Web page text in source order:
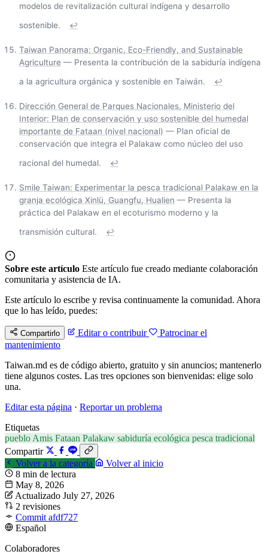
modelos de revitalización cultural indígena y desarrollo
sostenible.
↩
Taiwan Panorama: Organic, Eco-Friendly, and Sustainable
Agriculture — Presenta la contribución de la sabiduría indígena
a la agricultura orgánica y sostenible en Taiwán.
↩
Dirección General de Parques Nacionales, Ministerio del
Interior: Plan de conservación y uso sostenible del humedal
importante de Fataan (nivel nacional) — Plan oficial de
conservación que integra el Palakaw como núcleo del uso
racional del humedal.
↩
Smile Taiwan: Experimentar la pesca tradicional Palakaw en la
granja ecológica Xinlü, Guangfu, Hualien — Presenta la
práctica del Palakaw en el ecoturismo moderno y la
transmisión cultural.
↩
Sobre este artículo Este artículo fue creado mediante colaboración
comunitaria y asistencia de IA.
Este artículo lo escribe y revisa continuamente la comunidad. Ahora
que lo has leído, puedes:
Compartirlo Editar o contribuir
Patrocinar el
mantenimiento
Taiwan.md es de código abierto, gratuito y sin anuncios; mantenerlo
tiene algunos costes. Las tres opciones son bienvenidas: elige solo
una.
Editar esta página · Reportar un problema
Etiquetas
pueblo Amis Fataan Palakaw sabiduría ecológica pesca tradicional
Compartir
Volver a la categoría
Volver al inicio
8 min de lectura
May 8, 2026
Actualizado July 27, 2026
2 revisiones
Commit afdf727
Español
Colaboradores